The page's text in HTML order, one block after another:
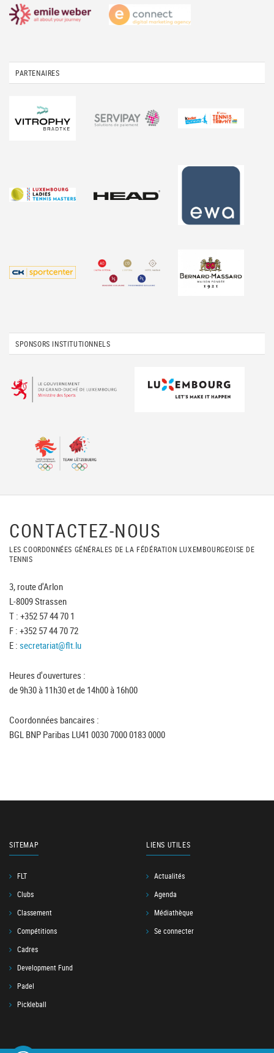
PARTENAIRES
SPONSORS INSTITUTIONNELS
CONTACTEZ-NOUS
LES COORDONNÉES GÉNÉRALES DE LA FÉDÉRATION LUXEMBOURGEOISE DE
TENNIS
3, route d'Arlon
L-8009 Strassen
T : +352 57 44 70 1
F : +352 57 44 70 72
E : secretariat@flt.lu
Heures d'ouvertures :
de 9h30 à 11h30 et de 14h00 à 16h00
Coordonnées bancaires :
BGL BNP Paribas LU41 0030 7000 0183 0000
SITEMAP
FLT
Clubs
Classement
Compétitions
Cadres
Development Fund
Padel
Pickleball
LIENS UTILES
Actualités
Agenda
Médiathèque
Se connecter